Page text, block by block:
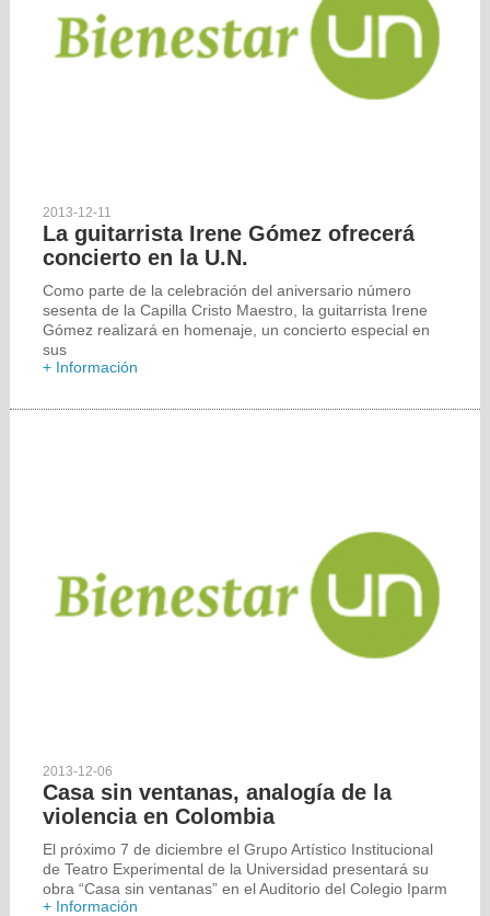
2013-12-11
La guitarrista Irene Gómez ofrecerá
concierto en la U.N.
Como parte de la celebración del aniversario número
sesenta de la Capilla Cristo Maestro, la guitarrista Irene
Gómez realizará en homenaje, un concierto especial en
sus
+ Información
2013-12-06
Casa sin ventanas, analogía de la
violencia en Colombia
El próximo 7 de diciembre el Grupo Artístico Institucional
de Teatro Experimental de la Universidad presentará su
obra “Casa sin ventanas” en el Auditorio del Colegio Iparm
+ Información